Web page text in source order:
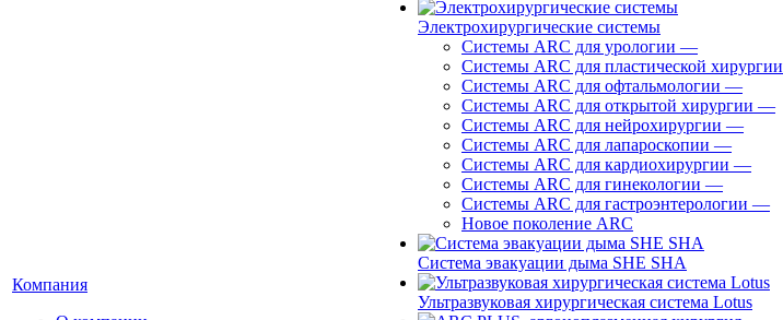
Компания
Электрохирургические системы
Системы ARC для урологии —
Системы ARC для пластической хирургии
Системы ARC для офтальмологии —
Системы ARC для открытой хирургии —
Системы ARC для нейрохирургии —
Системы ARC для лапароскопии —
Системы ARC для кардиохирургии —
Системы ARC для гинекологии —
Системы ARC для гастроэнтерологии —
Новое поколение ARC
Система эвакуации дыма SHE SHA
Ультразвуковая хирургическая система Lotus